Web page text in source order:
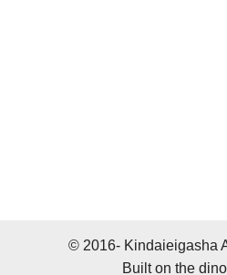
© 2016- Kindaieigasha
Built on the